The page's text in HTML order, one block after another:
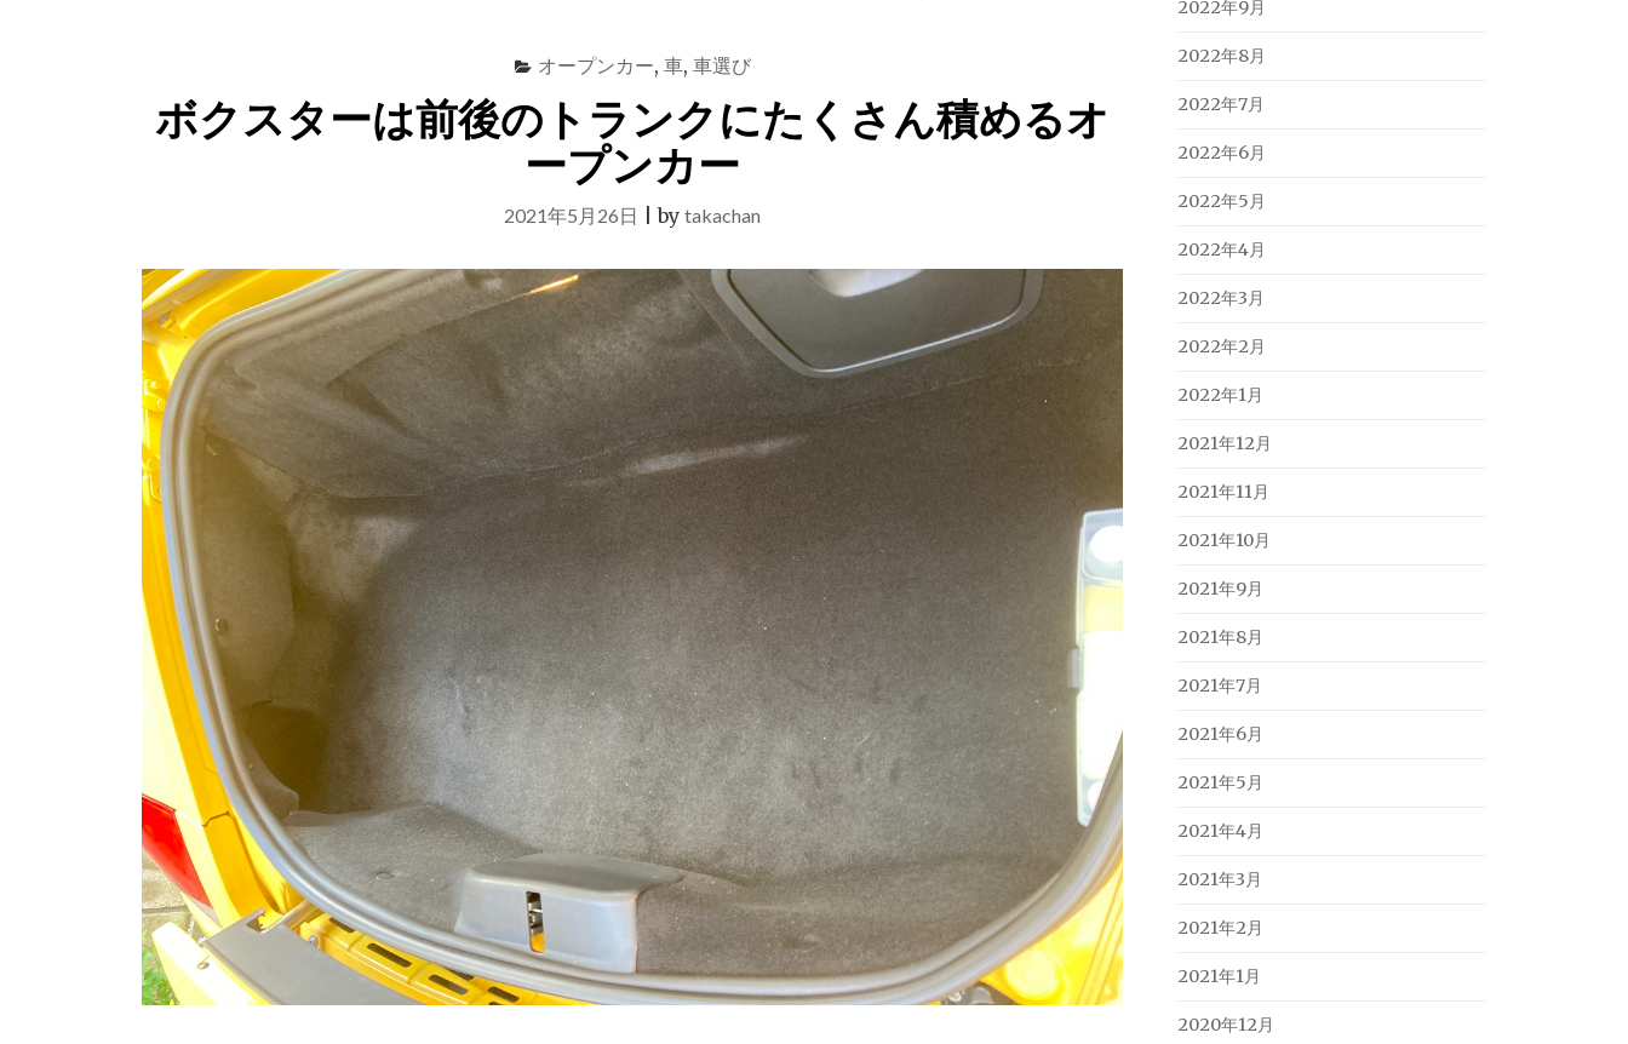
で
お
り
し
た
ら
利
益
が
あ
っ
実
感"
オープンカー, 車, 車選び
ボクスターは前後のトランクにたくさん積めるオ
ープンカー
2021年5月26日 |by takachan
2022年9月
2022年8月
2022年7月
2022年6月
2022年5月
2022年4月
2022年3月
2022年2月
2022年1月
2021年12月
2021年11月
2021年10月
2021年9月
2021年8月
2021年7月
2021年6月
2021年5月
2021年4月
2021年3月
2021年2月
2021年1月
2020年12月